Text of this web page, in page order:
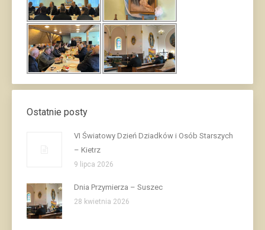
Ostatnie posty
VI Światowy Dzień Dziadków i Osób Starszych
– Kietrz
9 lipca 2026
Dnia Przymierza – Suszec
28 kwietnia 2026